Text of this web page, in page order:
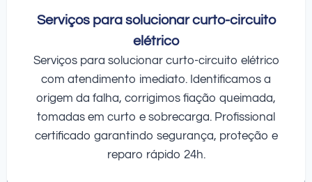
Serviços para solucionar curto-circuito
elétrico
Serviços para solucionar curto-circuito elétrico
com atendimento imediato. Identificamos a
origem da falha, corrigimos fiação queimada,
tomadas em curto e sobrecarga. Profissional
certificado garantindo segurança, proteção e
reparo rápido 24h.